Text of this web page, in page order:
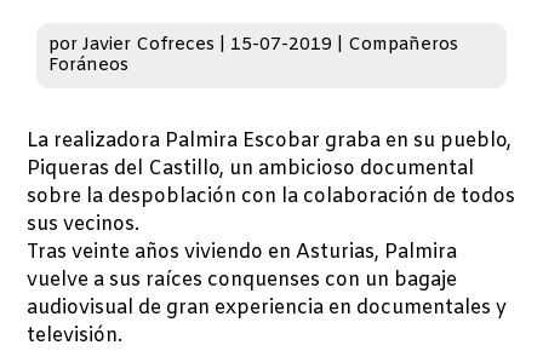
porJavier Cofreces 15-07-2019
Compañeros
Foráneos
La realizadora Palmira Escobar graba en su pueblo,
Piqueras del Castillo, un ambicioso documental
sobre la despoblación con la colaboración de todos
sus vecinos.
Tras veinte años viviendo en Asturias, Palmira
vuelve a sus raíces conquenses con un bagaje
audiovisual de gran experiencia en documentales y
televisión.